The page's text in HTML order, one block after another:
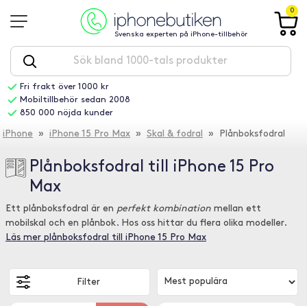
Svenska experten på iPhone-tillbehör
0
Fri frakt över 1000 kr
Mobiltillbehör sedan 2008
850 000 nöjda kunder
iPhone » iPhone 15 Pro Max » Skal & fodral » Plånboksfodral
Plånboksfodral till iPhone 15 Pro
Max
Ett plånboksfodral är en perfekt kombination mellan ett
mobilskal och en plånbok. Hos oss hittar du flera olika modeller.
Läs mer plånboksfodral till iPhone 15 Pro Max
Filter